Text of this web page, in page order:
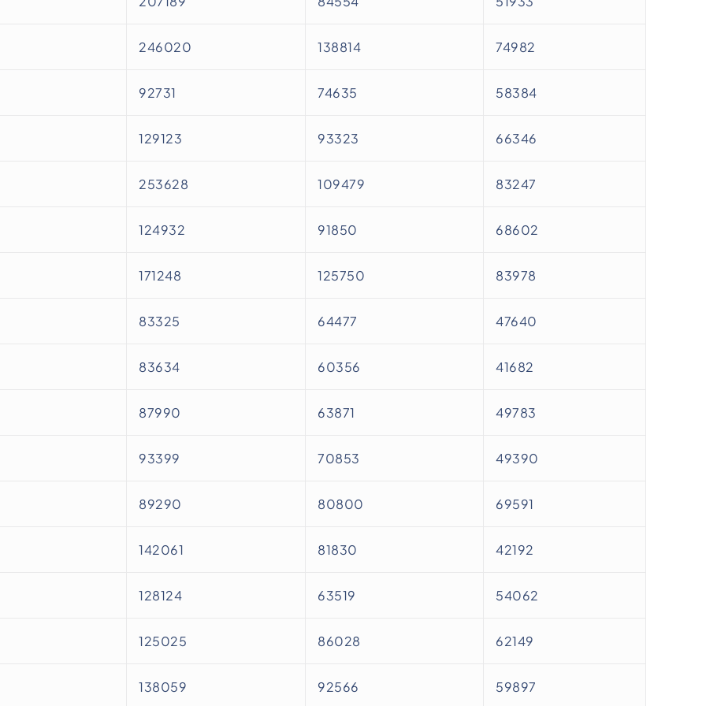
246020 138814 74982
92731 74635 58384
129123 93323 66346
253628 109479 83247
124932 91850 68602
171248 125750 83978
83325 64477 47640
83634 60356 41682
87990 63871 49783
93399 70853 49390
89290 80800 69591
142061 81830 42192
128124 63519 54062
125025 86028 62149
138059 92566 59897